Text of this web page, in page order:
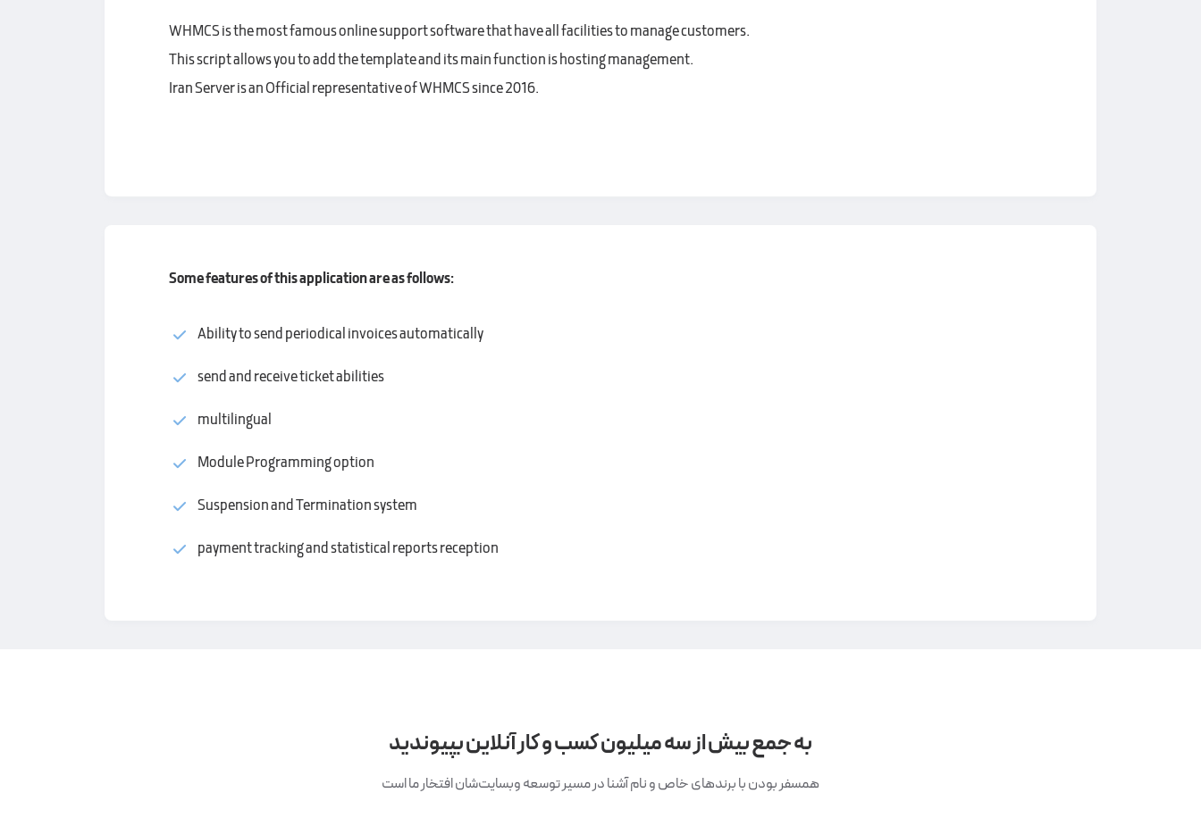
WHMCS is the most famous online support software that have all facilities to manage customers.
This script allows you to add the template and its main function is hosting management.
Iran Server is an Official representative of WHMCS since 2016.
Some features of this application are as follows:
Ability to send periodical invoices automatically
send and receive ticket abilities
multilingual
Module Programming option
Suspension and Termination system
payment tracking and statistical reports reception
به جمع بیش از سه میلیون کسب و کار آنلاین بپیوندید
همسفر بودن با برندهای خاص و نام آشنا در مسیر توسعه وبسایت‌شان افتخار ما است